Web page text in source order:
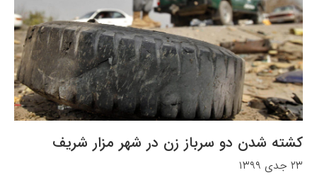
کشته شدن دو سرباز زن در شهر مزار شریف
۲۳ جدی ۱۳۹۹